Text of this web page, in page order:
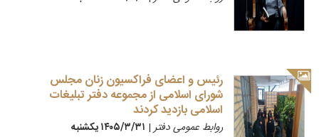
رئیس و اعضای فراکسیون زنان مجلس
شورای اسلامی از مجموعه دفتر تبلیغات
اسلامی بازدید کردند
روابط عمومی دفتر| ۱۴۰۵/۳/۳۱ يكشنبه